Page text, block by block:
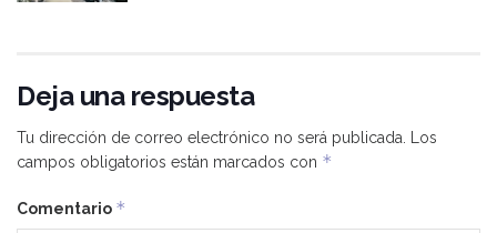
Deja una respuesta
Tu dirección de correo electrónico no será publicada.
Los
campos obligatorios están marcados con *
Comentario *